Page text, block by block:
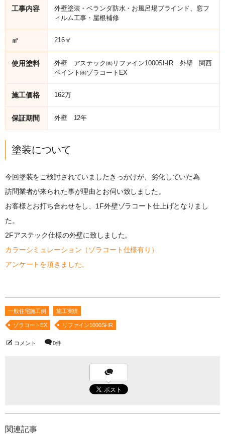
工事内容
外壁塗装・ベランダ防水・お風呂場ブラインド、窓フ
ィルム工事・屋根補修
㎡ 216㎡
使用塗料
外壁 アステック㈱リファイン1000SI-IR 外壁 関西
ペイント㈱ゾラコートEX
施工価格 162万
保証期間 外壁 12年
塗装について
今回塗装をご検討されていましたきっかけが、劣化していた為
訪問業者が来られた事が理由とお伺い致しました。
お客様とお打ち合わせをし、1F外壁ゾラコート仕上げとなりまし
た。
2Fアステック仕様の外壁に致しました。
カラーシミュレーション（ゾラコート仕様有り）
アンケートを頂きました。
一般住宅施工例 施工実績
ゾラコートEX リファイン1000Si-IR
コメント 0件
関連記事